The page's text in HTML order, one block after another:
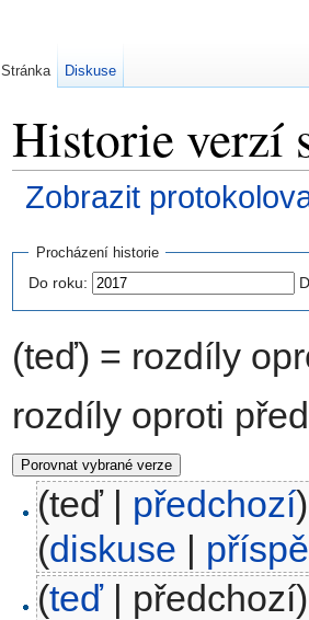
Historie verzí
Zobrazit
Procházení historie
Do roku:
(teď) = rozdíly
rozdíly oproti
(teď | předchozí)
(diskuse |
(teď| předchozí)
Stránka Diskuse